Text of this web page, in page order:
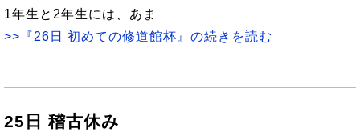
1年生と2年生には、あま
>>『26日 初めての修道館杯』の続きを読む
25日 稽古休み